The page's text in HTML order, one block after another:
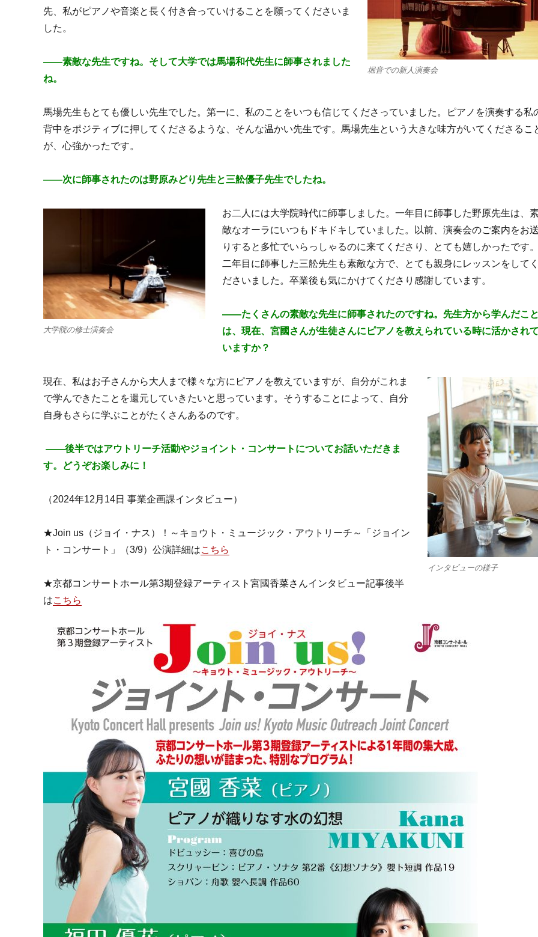
堀音での新人演奏会
先、私がピアノや音楽と長く付き合っていけることを願ってくださ いま
した。
――素敵な先生ですね。そして大学では馬場和代先生に師事されました
ね。
馬場先生もとても優しい先生でした。第一に、私のことをいつも信じて くださっていました。ピアノを演奏する私
背中をポジティブに押してくださるよ うな、そんな温かい先生です。馬場先生という大きな味方がいてくださるこ
が、心強かったです。
――次に師事されたのは野原みどり先生と三舩優子先生でしたね。
大学院の修士演奏会
お二人には大学院時代に師事しました。一年目に師事した野原先生は、
敵なオーラにいつもドキドキしていました。以前、演奏会のご案内をお送
りすると 多忙でいらっしゃるのに来てくださり、とても嬉しかったです。
二年目に師事した三舩先生も素敵な方で、とても親身に レッスンをしてく
ださいました。 卒業後も気にかけてくださり感謝しています。
――たくさんの素敵な先生に師事されたのですね。先生方から学んだこと
は、現在、宮國さんが生徒さんにピアノを教えられている時に活かされて
いますか？
インタビューの様子
現在、私はお子さんから大人まで様々な方にピアノを教えていますが、自分がこれま
で学んできたことを還元していきたいと思っています。そうすることによって、自分
自身もさらに学ぶことがたくさんあるのです。
――後半ではアウトリーチ活動やジョイント・コンサートについてお話いただきま
す。どうぞお楽しみに！
（2024年12月14日 事業企画課インタビュー）
★Join us（ジョイ・ナス）！～キョウト・ミュージック・アウトリーチ～「ジョイン
ト・コンサート」（3/9） 公演詳細はこちら
★京都コンサートホール第3期登録アーティスト宮國香菜さんインタビュー記事後半
はこちら